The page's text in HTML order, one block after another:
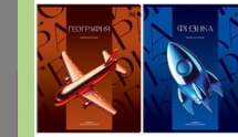
Информация о
лишь членам